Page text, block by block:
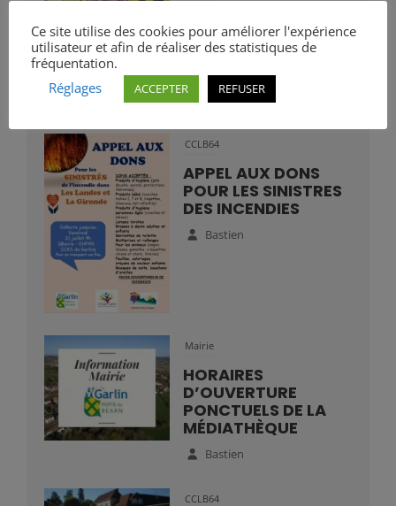
VIGILANCE :
PRÉSENCE DU
PAPILLON DU
PALMIER
Bastien
CCLB64
APPEL AUX DONS
POUR LES SINISTRES
DES INCENDIES
Bastien
Mairie
HORAIRES
D’OUVERTURE
PONCTUELS DE LA
MÉDIATHÈQUE
Bastien
CCLB64
Ce site utilise des cookies pour améliorer l'expérience
utilisateur et afin de réaliser des statistiques de
fréquentation.
Réglages
ACCEPTER REFUSER